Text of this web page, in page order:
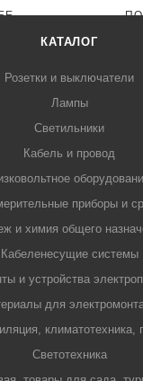
КАТАЛОГ
Розетки и выключатели
Лампы
Светильники
Кабель и провод
приборы и
и химия общего
Кабеленесущие системы
и устройства
для
климатотехника,
Светотехника